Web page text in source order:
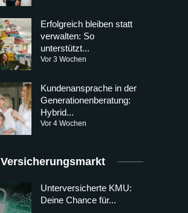
Erfolgreich bleiben statt
verwalten: So
unterstützt...
Vor 3 Wochen
Kundenansprache in der
Generationenberatung:
Hybrid...
Vor 4 Wochen
Versicherungsmarkt
Unterversicherte KMU:
Deine Chance für...